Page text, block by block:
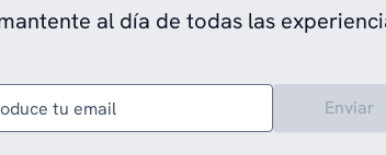
al día de todas las
Enviar